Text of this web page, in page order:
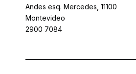
Andes esq. Mercedes, 11100
Montevideo
2900 7084